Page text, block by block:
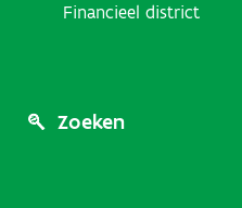
Financieel district
Footer
Zoeken